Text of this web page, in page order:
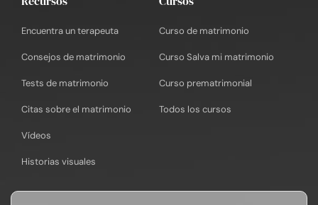
Encuentra un terapeuta
Consejos de matrimonio
Tests de matrimonio
Citas sobre el matrimonio
Vídeos
Historias visuales
Curso de matrimonio
Curso Salva mi matrimonio
Curso prematrimonial
Todos los cursos